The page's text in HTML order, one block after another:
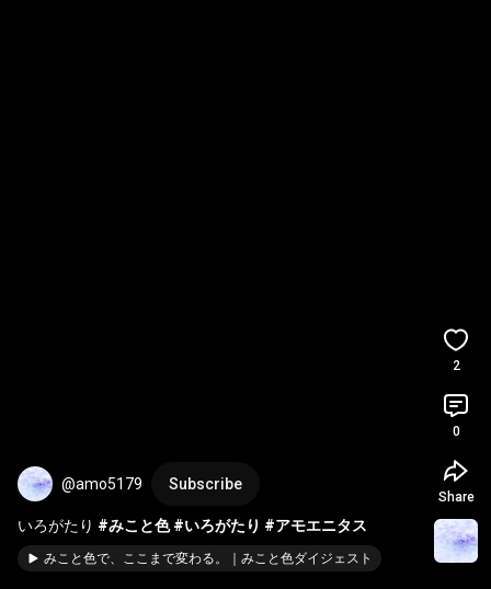
@amo5179 Subscribe
いろがたり #みこと色 #いろがたり #アモエニタス
みこと色で、ここまで変わる。｜みこと色ダイジェスト
2
0
Share